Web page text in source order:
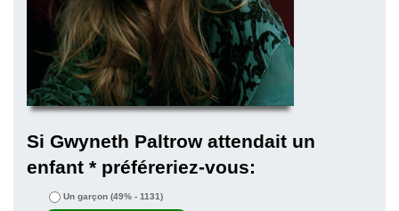
Si Gwyneth Paltrow attendait un
enfant * préféreriez-vous:
Un garçon (49% - 1131)